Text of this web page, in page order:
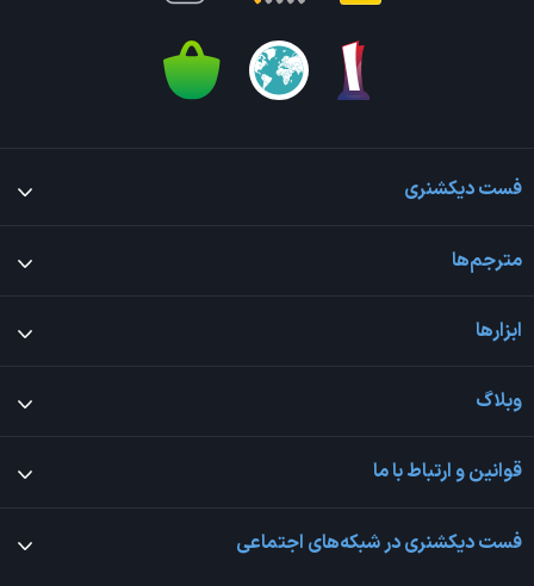
فست دیکشنری
مترجم‌ها
ابزارها
وبلاگ
قوانین و ارتباط با ما
فست دیکشنری در شبکه‌های اجتماعی